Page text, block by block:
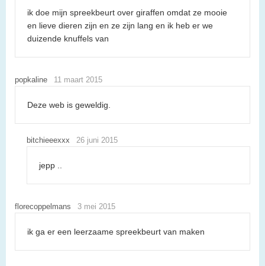
ik doe mijn spreekbeurt over giraffen omdat ze mooie
en lieve dieren zijn en ze zijn lang en ik heb er we
duizende knuffels van
popkaline 11 maart 2015
Deze web is geweldig.
bitchieeexxx 26 juni 2015
jepp ..
florecoppelmans 3 mei 2015
ik ga er een leerzaame spreekbeurt van maken